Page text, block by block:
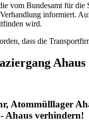
vom Bundesamt für
informiert.
wird.
dass die
Ahaus
Atommülllager
Ahaus verhindern!